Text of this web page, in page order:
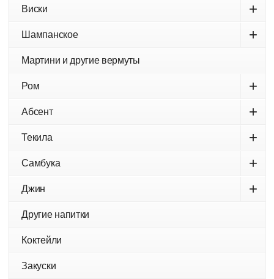
Виски +
Шампанское +
Мартини и другие вермуты
Ром +
Абсент +
Текила +
Самбука +
Джин +
Другие напитки
Коктейли
Закуски